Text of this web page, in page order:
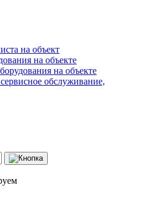
на объект
на объекте
на объекте
обслуживание,